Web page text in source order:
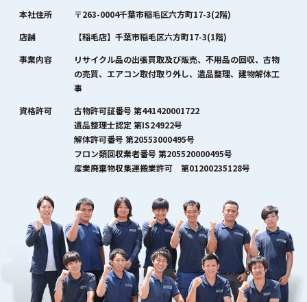
本社住所
〒263-0004千葉市稲毛区六方町17-3(2階)
店舗
【稲毛店】千葉市稲毛区六方町17-3(1階)
事業内容
リサイクル品の出張買取及び販売、不用品の回収、古物
の売買、エアコン取付取り外し、遺品整理、建物解体工
事
資格許可
古物許可証番号 第441420001722
遺品整理士認定 第IS24922号
解体許可番号 第20553000495号
フロン類回収業者番号 第205520000495号
産業廃棄物収集運搬業許可 第01200235128号